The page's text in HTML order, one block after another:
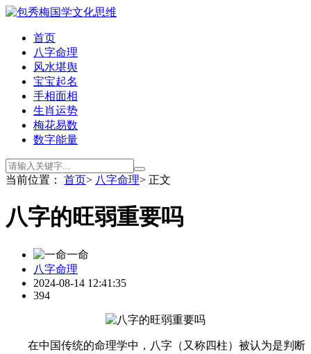
首页
八字命理
风水堪舆
宝宝起名
手相面相
生肖运势
梅花易数
数字能量
当前位置： 首页> 八字命理> 正文
八字的旺弱重要吗
一命
八字命理
2024-08-14 12:41:35
394
在中国传统的命理学中，八字（又称四柱）被认为是判断